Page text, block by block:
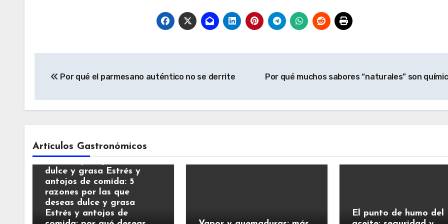
de
entradas
Por qué el parmesano auténtico no se derrite Por qué muchos sabores “naturales” son
Artículos Gastronómicos
Estrés y antojos de
dulce y grasa Estrés y
antojos de comida: 5
razones por las que
deseas dulce y grasa
Estrés y antojos de
El punto de humo del